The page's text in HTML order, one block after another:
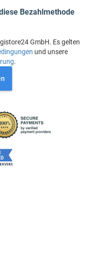
Bezahlmethode
GmbH. Es gelten
und unsere
.